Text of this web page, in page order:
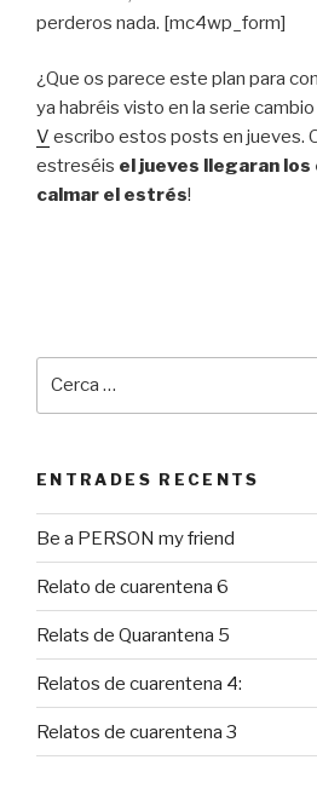
perderos nada. [mc4wp_form]
¿Que os parece este plan para
ya habréis visto en la serie
V escribo estos posts en jueves.
estreséis el jueves llegaran
calmar el estrés!
ENTRADES RECENTS
Be a PERSON my friend
Relato de cuarentena 6
Relats de Quarantena 5
Relatos de cuarentena 4:
Relatos de cuarentena 3